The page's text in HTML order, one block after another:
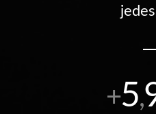
+5,